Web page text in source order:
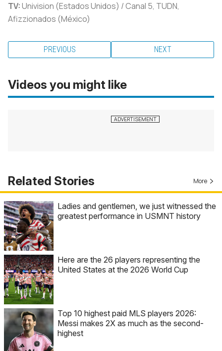
TV:Univision (Estados Unidos) / Canal 5, TUDN,
Afizzionados (México)
PREVIOUS NEXT
Videos you might like
Related Stories More
Ladies and gentlemen, we just witnessed the
greatest performance in USMNT history
Here are the 26 players representing the
United States at the 2026 World Cup
Top 10 highest paid MLS players 2026:
Messi makes 2X as much as the second-
highest